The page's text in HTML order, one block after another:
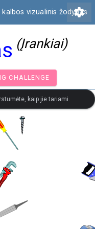
kalbos vizualinis žodynas
settings
(Įrankiai)
CHALLENGE
kaip jie tariami.